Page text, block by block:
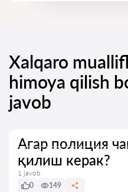
Xalqaro
himoya qilish
javob
Агар полиция
қилиш керак?
1 javob
0
149